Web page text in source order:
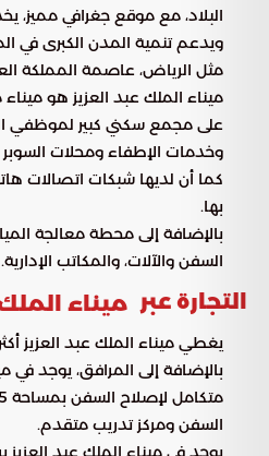
البلاد، مع موقع جغرافي مميز،
ويدعم تنمية المدن الكبرى في
مثل الرياض، عاصمة المملكة
ميناء الملك عبد العزيز هو
على مجمع سكني كبير لموظفي
وخدمات الإطفاء ومحلات
كما أن لديها شبكات اتصالات
بها.
بالإضافة إلى محطة معالجة
السفن والآلات، والمكاتب الإدارية.
التجارة عبرميناء الملك
يغطي ميناء الملك عبد العزيز أكثر من 19000
بالإضافة إلى المرافق، يوجد في
السفن ومركز تدريب متقدم.